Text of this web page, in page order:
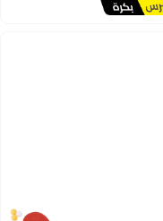
بين القوة والتحكم - خيار
مجاني